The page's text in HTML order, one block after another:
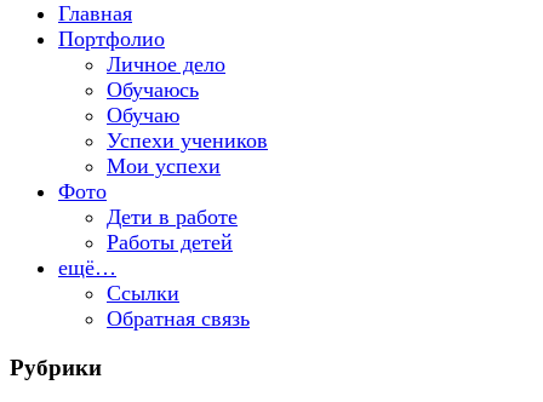
Главная
Портфолио
Личное дело
Обучаюсь
Обучаю
Успехи учеников
Мои успехи
Фото
Дети в работе
Работы детей
ещё…
Ссылки
Обратная связь
Рубрики